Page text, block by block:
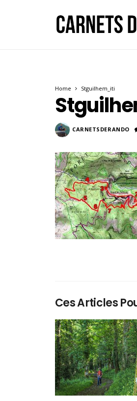
Home Stguilhem_iti
CARNETSDERANDO
Ces Articles